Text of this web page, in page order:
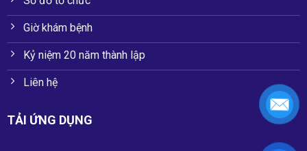
Giờ khám bệnh
Kỷ niệm 20 năm thành lập
Liên hệ
TẢI ỨNG DỤNG